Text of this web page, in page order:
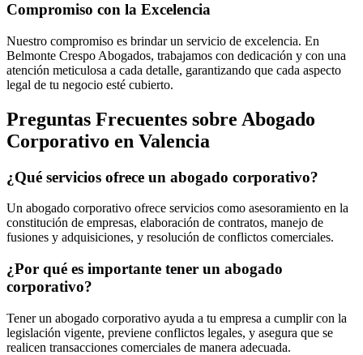
Compromiso con la Excelencia
Nuestro compromiso es brindar un servicio de excelencia. En
Belmonte Crespo Abogados, trabajamos con dedicación y con una
atención meticulosa a cada detalle, garantizando que cada aspecto
legal de tu negocio esté cubierto.
Preguntas Frecuentes sobre Abogado
Corporativo en Valencia
¿Qué servicios ofrece un abogado corporativo?
Un abogado corporativo ofrece servicios como asesoramiento en la
constitución de empresas, elaboración de contratos, manejo de
fusiones y adquisiciones, y resolución de conflictos comerciales.
¿Por qué es importante tener un abogado
corporativo?
Tener un abogado corporativo ayuda a tu empresa a cumplir con la
legislación vigente, previene conflictos legales, y asegura que se
realicen transacciones comerciales de manera adecuada.